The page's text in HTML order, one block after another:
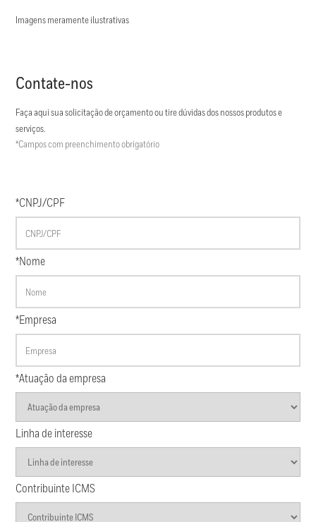
Imagens meramente ilustrativas
Contate-nos
Faça aqui sua solicitação de orçamento ou tire dúvidas dos nossos produtos e
serviços.
*Campos com preenchimento obrigatório
*CNPJ/CPF
*Nome
*Empresa
*Atuação da empresa
Linha de interesse
Contribuinte ICMS